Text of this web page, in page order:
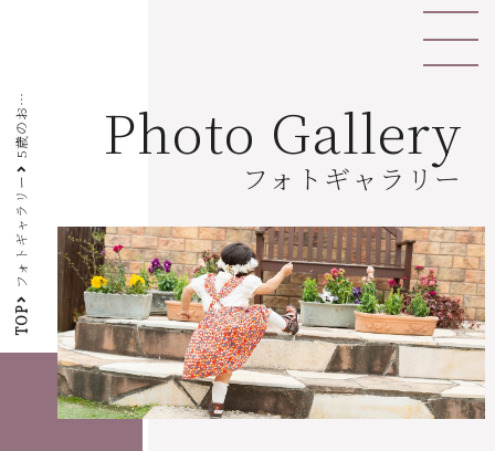
Photo Gallery
フォトギャラリー
TOP
フォトギャラリー
5
歳
の
お
祝
い